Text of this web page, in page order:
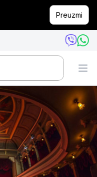
Preuzmi